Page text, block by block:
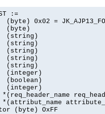
:=
(byte) 0x02 =
(byte)
(string)
(string)
(string)
(string)
(string)
(integer)
(boolean)
(integer)
(byte) OxFF